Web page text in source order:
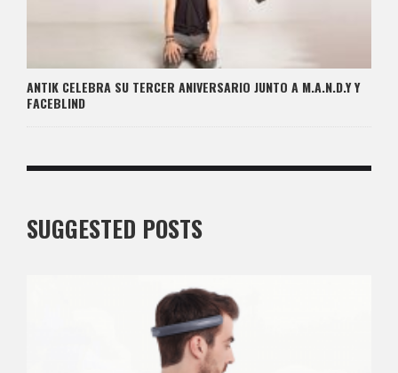
ANTIK CELEBRA SU TERCER ANIVERSARIO JUNTO A M.A.N.D.Y Y
FACEBLIND
SUGGESTED POSTS